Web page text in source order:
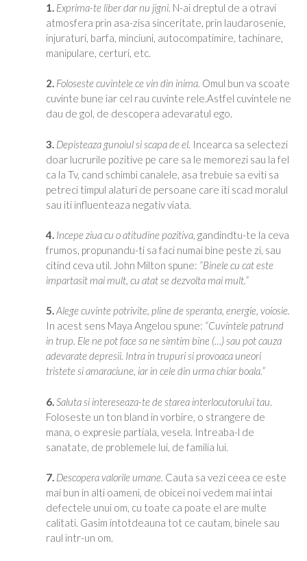
1. Exprima-te liber dar nu jigni. N-ai dreptul de a otravi
atmosfera prin asa-zisa sinceritate, prin laudarosenie,
injuraturi, barfa, minciuni, autocompatimire, tachinare,
manipulare, certuri, etc.
2. Foloseste cuvintele ce vin din inima. Omul bun va scoate
cuvinte bune iar cel rau cuvinte rele.Astfel cuvintele ne
dau de gol, de descopera adevaratul ego.
3. Depisteaza gunoiul si scapa de el. Incearca sa selectezi
doar lucrurile pozitive pe care sa le memorezi sau la fel
ca la Tv, cand schimbi canalele, asa trebuie sa eviti sa
petreci timpul alaturi de persoane care iti scad moralul
sau iti influenteaza negativ viata.
4. Incepe ziua cu o atitudine pozitiva, gandindtu-te la ceva
frumos, propunandu-ti sa faci numai bine peste zi, sau
citind ceva util. John Milton spune: “Binele cu cat este
impartasit mai mult, cu atat se dezvolta mai mult.”
5.Alege cuvinte potrivite, pline de speranta, energie, voiosie.
In acest sens Maya Angelou spune: “Cuvintele patrund
in trup. Ele ne pot face sa ne simtim bine (…) sau pot cauza
adevarate depresii. Intra in trupuri si provoaca uneori
tristete si amaraciune, iar in cele din urma chiar boala.”
6. Saluta si intereseaza-te de starea interlocutorului tau
Foloseste un ton bland in vorbire, o strangere de
mana, o expresie partiala, vesela. Intreaba-l de
sanatate, de problemele lui, de familia lui.
7. Descopera valorile umane. Cauta sa vezi ceea ce este
mai bun in alti oameni, de obicei noi vedem mai intai
defectele unui om, cu toate ca poate el are multe
calitati. Gasim intotdeauna tot ce cautam, binele sau
raul intr-un om.